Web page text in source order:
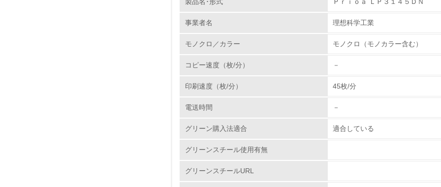
1.環境取り組み体制
No.
レベル1
回収を行い、適正な処分を実施しています。
事業者名 理想科学工業
モノクロ／カラー モノクロ（モノカラー含む）
コピー速度（枚/分） －
印刷速度（枚/分） 45枚/分
電送時間 －
グリーン購入法適合 適合している
グリーンスチール使用有無
グリーンスチールURL